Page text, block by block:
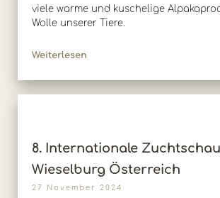
viele warme und kuschelige
Wolle unserer Tiere.
Weiterlesen
8. Internationale
Wieselburg Österreich
27 November 2024